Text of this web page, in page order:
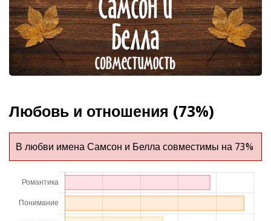
Любовь и отношения (73%)
В любви имена Самсон и Белла совместимы на 73%